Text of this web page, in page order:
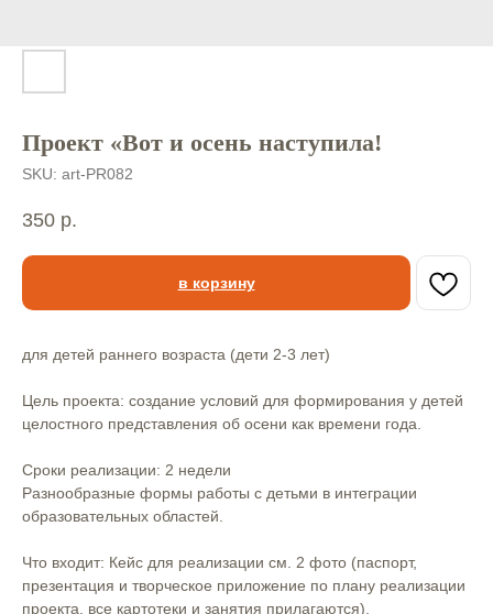
Проект «Вот и осень наступила!
SKU: art-PR082
350 р.
в корзину
для детей раннего возраста (дети 2-3 лет)
Цель проекта: создание условий для формирования у детей
целостного представления об осени как времени года.
Сроки реализации: 2 недели
Разнообразные формы работы с детьми в интеграции
образовательных областей.
Что входит: Кейс для реализации см. 2 фото (паспорт,
презентация и творческое приложение по плану реализации
проекта, все картотеки и занятия прилагаются).